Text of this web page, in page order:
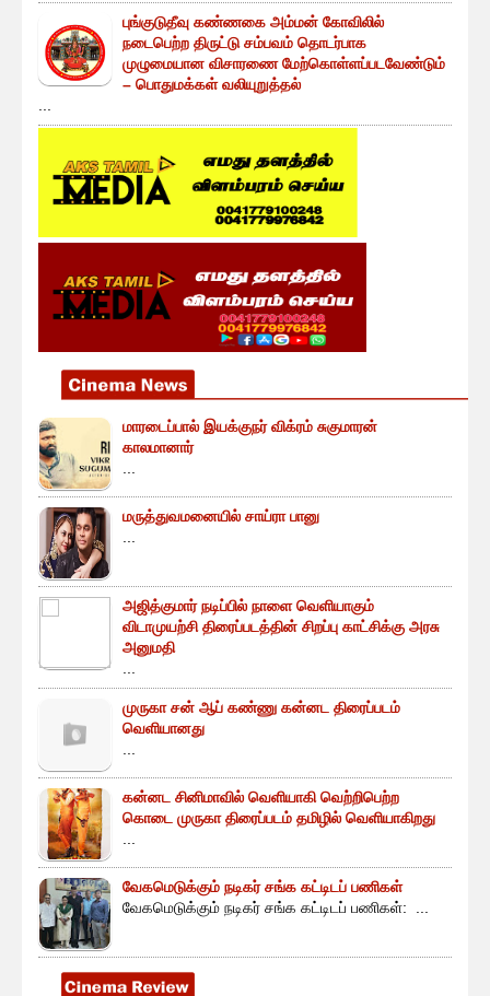
புங்குடுதீவு கண்ணகை அம்மன் கோவிலில்
நடைபெற்ற திருட்டு சம்பவம் தொடர்பாக
முழுமையான விசாரணை மேற்கொள்ளப்படவேண்டும்
– பொதுமக்கள் வலியுறுத்தல்
மாரடைப்பால் இயக்குநர் விக்ரம் சுகுமாரன்
காலமானார்
மருத்துவமனையில் சாய்ரா பானு
அஜித்குமார் நடிப்பில் நாளை வெளியாகும்
விடாமுயற்சி திரைப்படத்தின் சிறப்பு காட்சிக்கு அரசு
அனுமதி
முருகா சன் ஆப் கண்ணு கன்னட திரைப்படம்
வெளியானது
கன்னட சினிமாவில் வெளியாகி வெற்றிபெற்ற
கொடை முருகா திரைப்படம் தமிழில் வெளியாகிறது
வேகமெடுக்கும் நடிகர் சங்க கட்டிடப் பணிகள்
வேகமெடுக்கும் நடிகர் சங்க கட்டிடப் பணிகள்: ...